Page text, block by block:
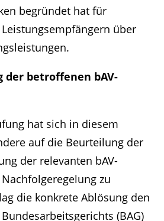
begründet hat für
über
der betroffenen bAV-
hat sich in diesem
auf die Beurteilung der
der relevanten bAV-
zu
die konkrete Ablösung den
(BAG)